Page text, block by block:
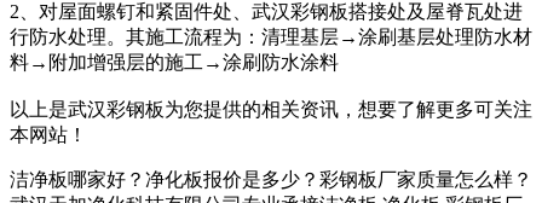
2、对屋面螺钉和紧固件处、武汉彩钢板搭接处及屋脊瓦处进
行防水处理。其施工流程为：清理基层→涂刷基层处理防水材
料→附加增强层的施工→涂刷防水涂料
以上是武汉彩钢板为您提供的相关资讯，想要了解更多可关注
本网站！
洁净板哪家好？净化板报价是多少？彩钢板厂家质量怎么样？